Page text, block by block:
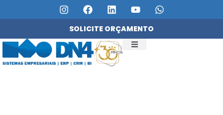
SOLICITE ORÇAMENTO